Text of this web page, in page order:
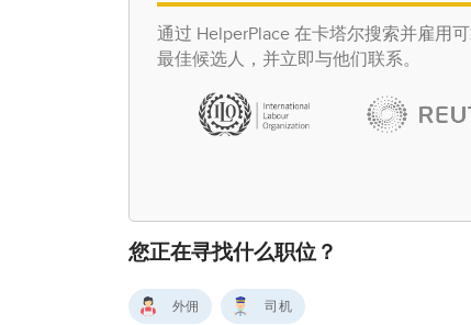
通过 HelperPlace 在卡塔尔搜索并雇用
最佳候选人，并立即与他们联系。
您正在寻找什么职位？
外佣 司机